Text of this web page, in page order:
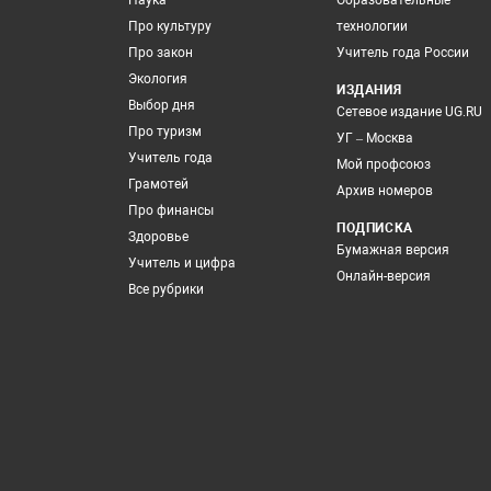
Про культуру
Про закон
Экология
Выбор дня
Про туризм
Учитель года
Грамотей
Про финансы
Здоровье
Учитель и цифра
Все рубрики
технологии
Учитель года России
ИЗДАНИЯ
Сетевое издание UG.RU
УГ – Москва
Мой профсоюз
Архив номеров
ПОДПИСКА
Бумажная версия
Онлайн-версия